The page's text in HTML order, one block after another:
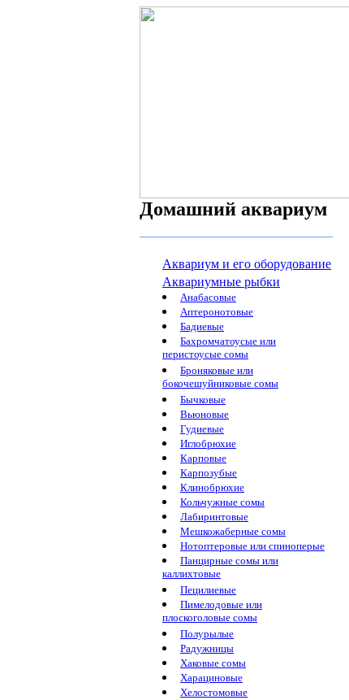
Домашний аквариум
Аквариум и его оборудование
Аквариумные рыбки
Анабасовые
Аптеронотовые
Бадиевые
Бахромчатоусые или
перистоусые сомы
Броняковые или
бокочешуйниковые сомы
Бычковые
Вьюновые
Гудиевые
Иглобрюхие
Карповые
Карпозубые
Клинобрюхие
Кольчужные сомы
Лабиринтовые
Мешкожаберные сомы
Нотоптеровые или спиноперые
Панцирные сомы или
каллихтовые
Пецилиевые
Пимелодовые или
плоскоголовые сомы
Полурылые
Радужницы
Хаковые сомы
Харациновые
Хелостомовые